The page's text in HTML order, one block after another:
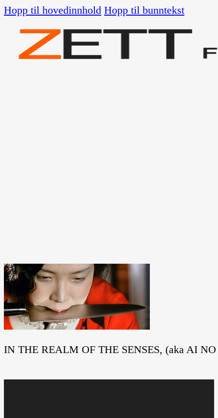
Hopp til hovedinnhold Hopp til bunntekst
IN THE REALM OF THE SENSES, (aka AI